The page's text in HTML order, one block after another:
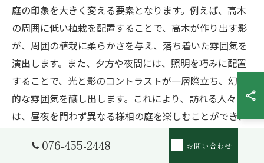
庭の印象を大きく変える要素となります。例えば、高木
の周囲に低い植栽を配置することで、高木が作り出す影
が、周囲の植栽に柔らかさを与え、落ち着いた雰囲気を
演出します。また、夕方や夜間には、照明を巧みに配置
することで、光と影のコントラストが一層際立ち、幻想
的な雰囲気を醸し出します。これにより、訪れる人々
は、昼夜を問わず異なる様相の庭を楽しむことができ、
形状により、植物の色彩が引き立てられ、年間を通じて
076-455-2448 お問い合わせ